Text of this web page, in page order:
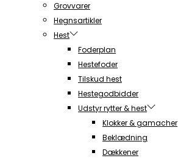
Grovvarer
Hegnsartikler
Hest
Foderplan
Hestefoder
Tilskud hest
Hestegodbidder
Udstyr rytter & hest
Klokker & gamacher
Beklædning
Dækkener